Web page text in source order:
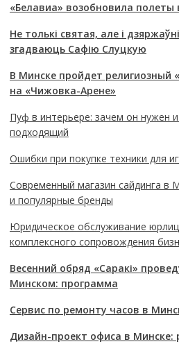
«Белавиа» возобновила полеты
Не толькі святая, але і
згадваюць Сафію Слуцкую
В Минске пройдет религиозный
на «Чижовка-Арене»
Пуф в интерьере: зачем он нужен
подходящий
Ошибки при покупке техники для
Современный магазин сайдинга в
и популярные бренды
Юридическое обслуживание
комплексного сопровождения
Весенний обряд «Саракі»
Минском: программа
Сервис по ремонту часов в
Дизайн-проект офиса в Минске: